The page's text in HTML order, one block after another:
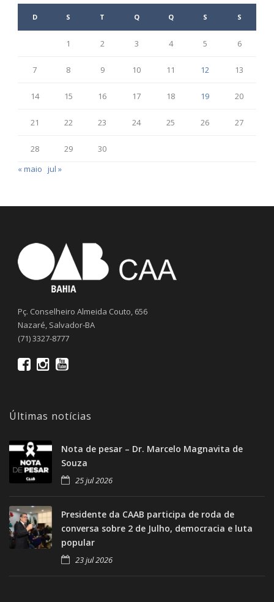
D S T Q Q S S
1 2 3 4 5 6
7 8 9 10 11 12 13
14 15 16 17 18 19 20
21 22 23 24 25 26 27
28 29
30
« maio jul »
Pç. Conselheiro Almeida Couto, 656
Nazaré, Salvador-BA
(71) 3327-8777
Últimas notícias
Nota de pesar – Dr. Marcelo Magnavita de
Souza
25 jul 2026
Presidente da CAAB participa de roda de
conversa sobre 2 de Julho, democracia e luta
popular
23 jul 2026